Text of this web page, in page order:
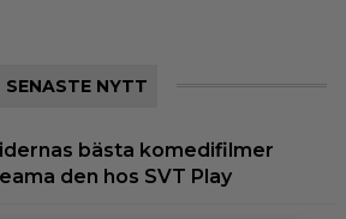
SENASTE NYTT
bästa komedifilmer
den hos SVT Play